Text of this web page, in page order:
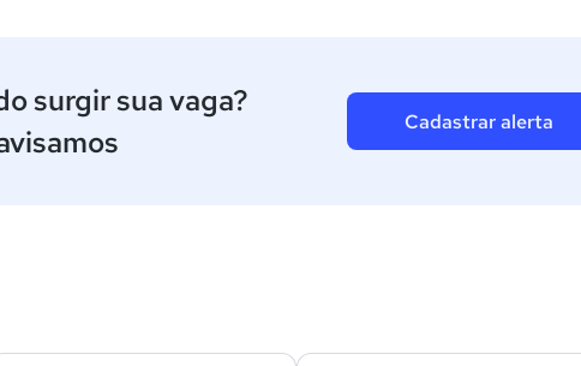
surgir sua vaga?
Cadastrar alerta